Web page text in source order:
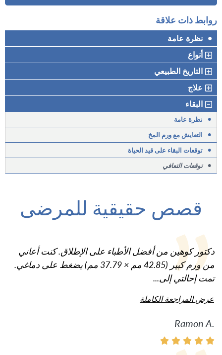
روابط ذات علاقة
• نظرة عامة
أنواع
التاريخ الطبيعي
علاج
البقاء
•
نظرة عامة
•
التعايش مع ورم المخ
• توقعات البقاء على قيد الحياة
• توقعات التعافي
قصص حقيقية للمرضى
دكتور كوهين من أفضل الأطباء على الإطلاق. كنت أعاني
من ورم كبير (42.85 مم × 37.79 مم) يضغط على دماغي.
تمت إحالتي إلى...
عرض المراجعة الكاملة
Ramon A.